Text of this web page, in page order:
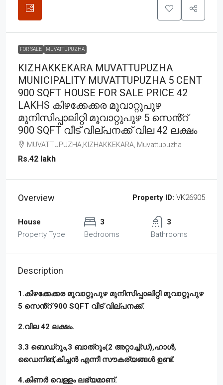
FOR SALE MUVATTUPUZHA
KIZHAKKEKARA MUVATTUPUZHA
MUNICIPALITY MUVATTUPUZHA 5 CENT
900 SQFT HOUSE FOR SALE PRICE 42
LAKHS കിഴക്കേക്കര മൂവാറ്റുപുഴ
മുനിസിപ്പാലിറ്റി മൂവാറ്റുപുഴ 5 സെൻ്റ്
900 SQFT വീട് വില്പനക്ക് വില 42 ലക്ഷം
MUVATTUPUZHA,KIZHAKKEKARA, Muvattupuzha
Rs.42 lakh
Overview Property ID: VK26905
House
Property Type
3
Bedrooms
3
Bathrooms
Description
1.കിഴക്കേക്കര മൂവാറ്റുപുഴ മുനിസിപ്പാലിറ്റി മൂവാറ്റുപുഴ
5 സെൻ്റ് 900 SQFT വീട് വില്പനക്ക്.
2.വില 42 ലക്ഷം.
3.3 ബെഡ്റൂം,3 ബാത്റൂം(2 അറ്റാച്ച്ഡ്),ഹാൾ,
ഡൈനിങ്,കിച്ചൻ എന്നീ സൗകര്യങ്ങൾ ഉണ്ട്.
4.കിണർ വെള്ളം ലഭ്യമാണ്.